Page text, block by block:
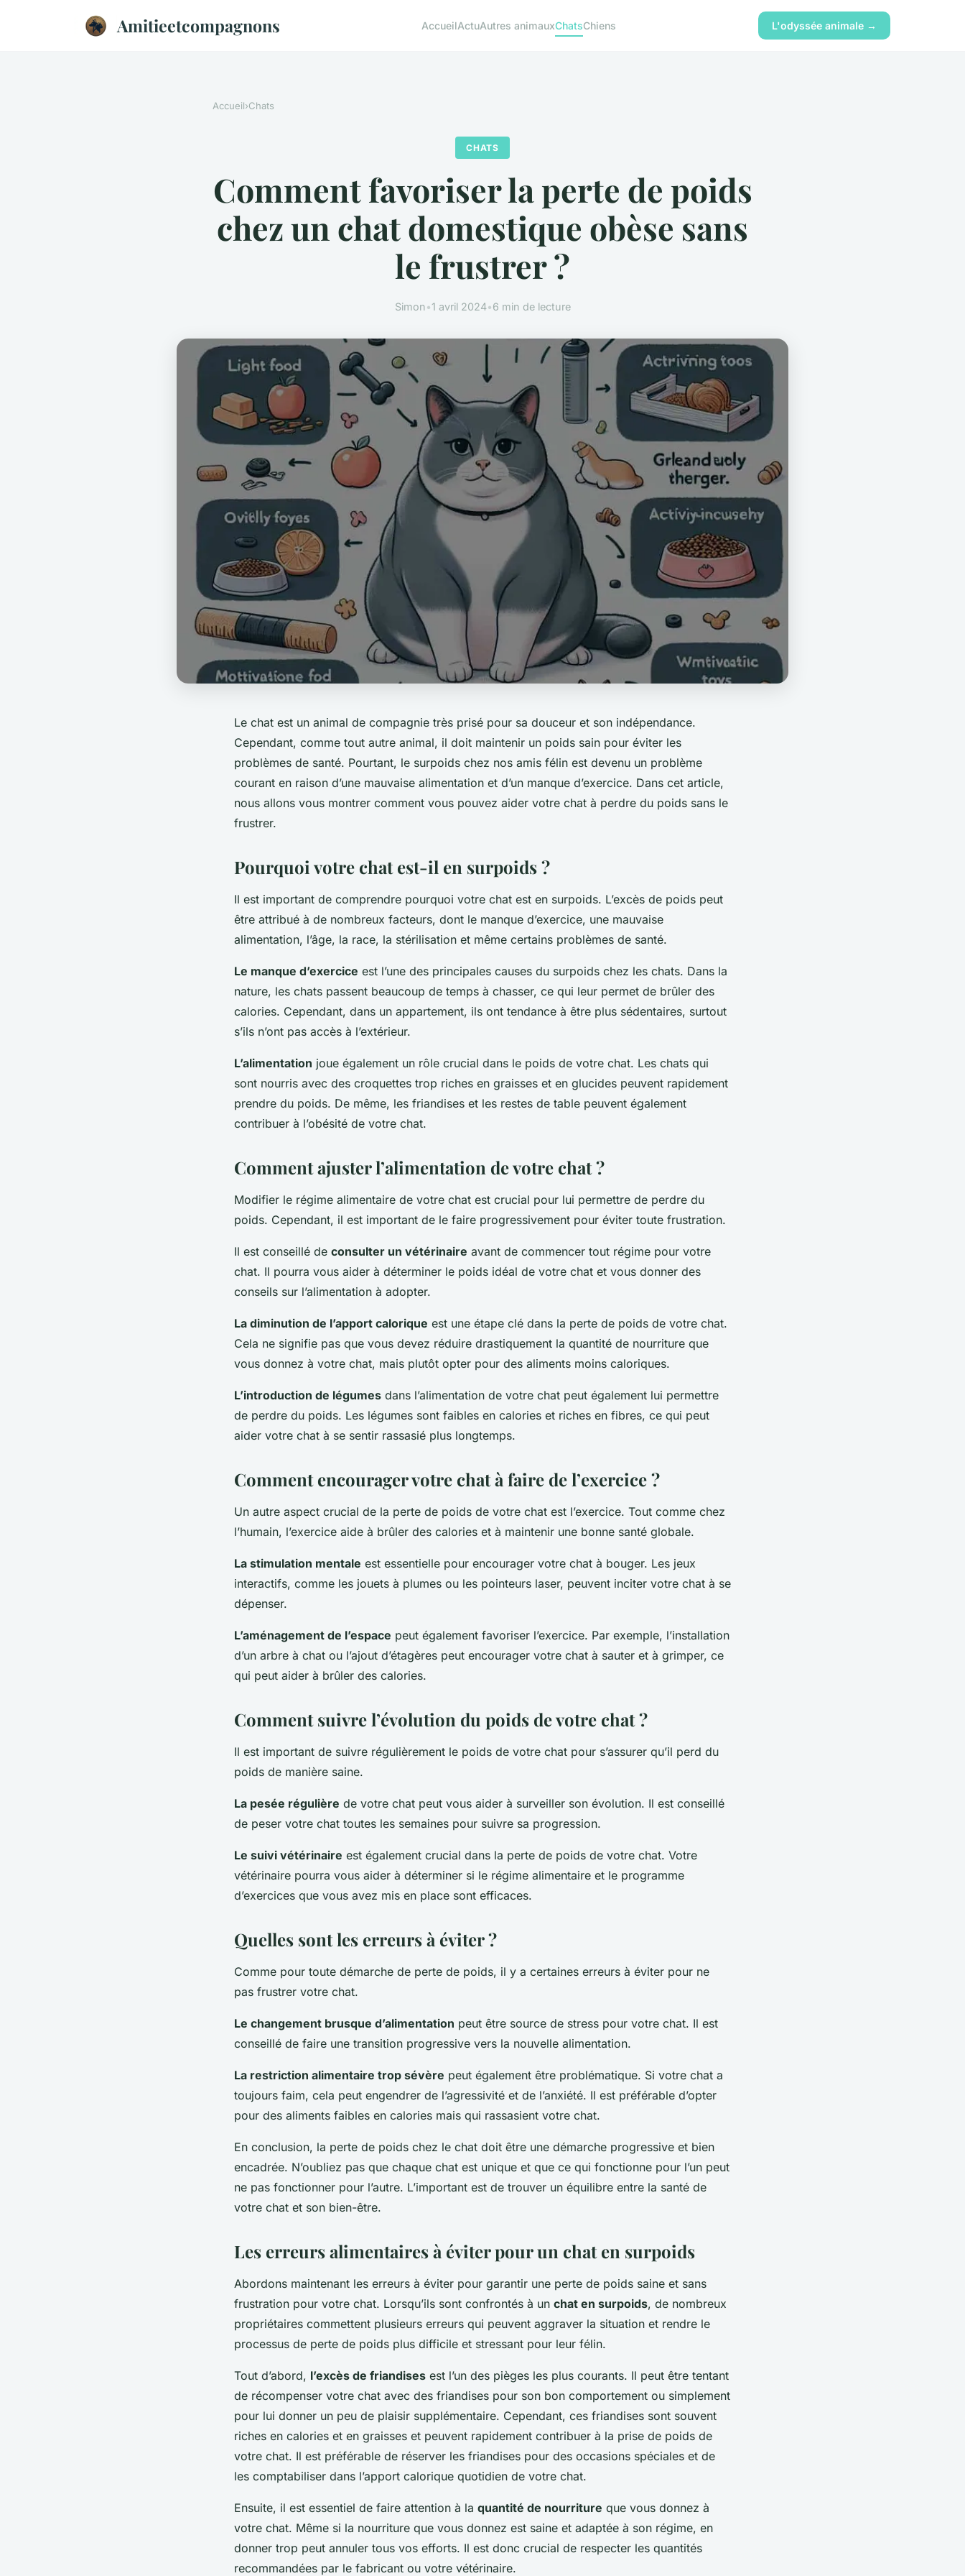
Amitieetcompagnons AccueilActuAutres animauxChatsChiens L'odyssée animale →
Accueil›Chats
CHATS
Comment favoriser la perte de poids
chez un chat domestique obèse sans
le frustrer ?
Simon•1 avril 2024•6 min de lecture
Le chat est un animal de compagnie très prisé pour sa douceur et son indépendance.
Cependant, comme tout autre animal, il doit maintenir un poids sain pour éviter les
problèmes de santé. Pourtant, le surpoids chez nos amis félin est devenu un problème
courant en raison d’une mauvaise alimentation et d’un manque d’exercice. Dans cet article,
nous allons vous montrer comment vous pouvez aider votre chat à perdre du poids sans le
frustrer.
Pourquoi votre chat est-il en surpoids ?
Il est important de comprendre pourquoi votre chat est en surpoids. L’excès de poids peut
être attribué à de nombreux facteurs, dont le manque d’exercice, une mauvaise
alimentation, l’âge, la race, la stérilisation et même certains problèmes de santé.
Le manque d’exercice est l’une des principales causes du surpoids chez les chats. Dans la
nature, les chats passent beaucoup de temps à chasser, ce qui leur permet de brûler des
calories. Cependant, dans un appartement, ils ont tendance à être plus sédentaires, surtout
s’ils n’ont pas accès à l’extérieur.
L’alimentation joue également un rôle crucial dans le poids de votre chat. Les chats qui
sont nourris avec des croquettes trop riches en graisses et en glucides peuvent rapidement
prendre du poids. De même, les friandises et les restes de table peuvent également
contribuer à l’obésité de votre chat.
Comment ajuster l’alimentation de votre chat ?
Modifier le régime alimentaire de votre chat est crucial pour lui permettre de perdre du
poids. Cependant, il est important de le faire progressivement pour éviter toute frustration.
Il est conseillé de consulter un vétérinaire avant de commencer tout régime pour votre
chat. Il pourra vous aider à déterminer le poids idéal de votre chat et vous donner des
conseils sur l’alimentation à adopter.
La diminution de l’apport calorique est une étape clé dans la perte de poids de votre chat.
Cela ne signifie pas que vous devez réduire drastiquement la quantité de nourriture que
vous donnez à votre chat, mais plutôt opter pour des aliments moins caloriques.
L’introduction de légumes dans l’alimentation de votre chat peut également lui permettre
de perdre du poids. Les légumes sont faibles en calories et riches en fibres, ce qui peut
aider votre chat à se sentir rassasié plus longtemps.
Comment encourager votre chat à faire de l’exercice ?
Un autre aspect crucial de la perte de poids de votre chat est l’exercice. Tout comme chez
l’humain, l’exercice aide à brûler des calories et à maintenir une bonne santé globale.
La stimulation mentale est essentielle pour encourager votre chat à bouger. Les jeux
interactifs, comme les jouets à plumes ou les pointeurs laser, peuvent inciter votre chat à se
dépenser.
L’aménagement de l’espace peut également favoriser l’exercice. Par exemple, l’installation
d’un arbre à chat ou l’ajout d’étagères peut encourager votre chat à sauter et à grimper, ce
qui peut aider à brûler des calories.
Comment suivre l’évolution du poids de votre chat ?
Il est important de suivre régulièrement le poids de votre chat pour s’assurer qu’il perd du
poids de manière saine.
La pesée régulière de votre chat peut vous aider à surveiller son évolution. Il est conseillé
de peser votre chat toutes les semaines pour suivre sa progression.
Le suivi vétérinaire est également crucial dans la perte de poids de votre chat. Votre
vétérinaire pourra vous aider à déterminer si le régime alimentaire et le programme
d’exercices que vous avez mis en place sont efficaces.
Quelles sont les erreurs à éviter ?
Comme pour toute démarche de perte de poids, il y a certaines erreurs à éviter pour ne
pas frustrer votre chat.
Le changement brusque d’alimentation peut être source de stress pour votre chat. Il est
conseillé de faire une transition progressive vers la nouvelle alimentation.
La restriction alimentaire trop sévère peut également être problématique. Si votre chat a
toujours faim, cela peut engendrer de l’agressivité et de l’anxiété. Il est préférable d’opter
pour des aliments faibles en calories mais qui rassasient votre chat.
En conclusion, la perte de poids chez le chat doit être une démarche progressive et bien
encadrée. N’oubliez pas que chaque chat est unique et que ce qui fonctionne pour l’un peut
ne pas fonctionner pour l’autre. L’important est de trouver un équilibre entre la santé de
votre chat et son bien-être.
Les erreurs alimentaires à éviter pour un chat en surpoids
Abordons maintenant les erreurs à éviter pour garantir une perte de poids saine et sans
frustration pour votre chat. Lorsqu’ils sont confrontés à un chat en surpoids, de nombreux
propriétaires commettent plusieurs erreurs qui peuvent aggraver la situation et rendre le
processus de perte de poids plus difficile et stressant pour leur félin.
Tout d’abord, l’excès de friandises est l’un des pièges les plus courants. Il peut être tentant
de récompenser votre chat avec des friandises pour son bon comportement ou simplement
pour lui donner un peu de plaisir supplémentaire. Cependant, ces friandises sont souvent
riches en calories et en graisses et peuvent rapidement contribuer à la prise de poids de
votre chat. Il est préférable de réserver les friandises pour des occasions spéciales et de
les comptabiliser dans l’apport calorique quotidien de votre chat.
Ensuite, il est essentiel de faire attention à la quantité de nourriture que vous donnez à
votre chat. Même si la nourriture que vous donnez est saine et adaptée à son régime, en
donner trop peut annuler tous vos efforts. Il est donc crucial de respecter les quantités
recommandées par le fabricant ou votre vétérinaire.